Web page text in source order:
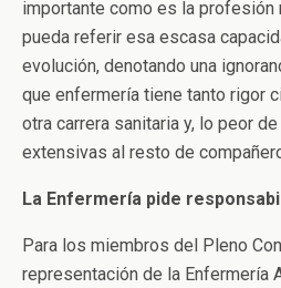
importante como es la profesión
pueda referir esa escasa
evolución, denotando una
que enfermería tiene tanto rigor
otra carrera sanitaria y, lo peor
extensivas al resto de
La Enfermería pide
Para los miembros del Pleno
representación de la Enfermería